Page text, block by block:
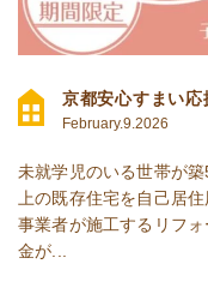
京都安心すまい応
February.9.2026
未就学児のいる世帯が
上の既存住宅を自己居
事業者が施工するリフ
金が...